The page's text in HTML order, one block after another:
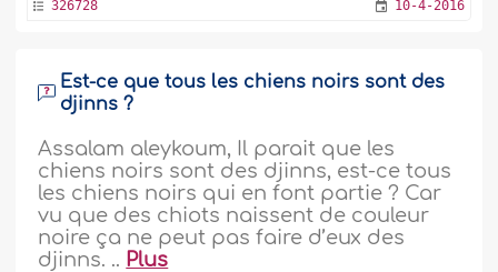
326728 10-4-2016
Est-ce que tous les chiens noirs sont des
djinns ?
Assalam aleykoum, Il parait que les
chiens noirs sont des djinns, est-ce tous
les chiens noirs qui en font partie ? Car
vu que des chiots naissent de couleur
noire ça ne peut pas faire d’eux des
djinns. .. Plus